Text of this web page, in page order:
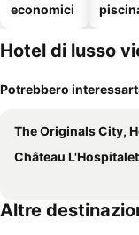
economici
Hotel di lusso
Potrebbero
The Originals City, Hôtel Le
Château L'Hospitalet Wine Resort
Altre